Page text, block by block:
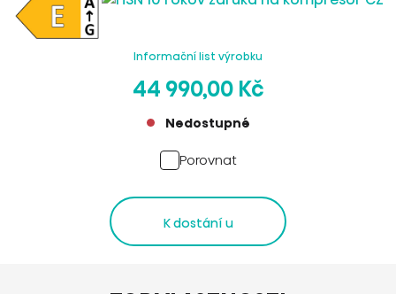
Informační list výrobku
44 990,00 Kč
Nedostupné
Porovnat
K dostání u